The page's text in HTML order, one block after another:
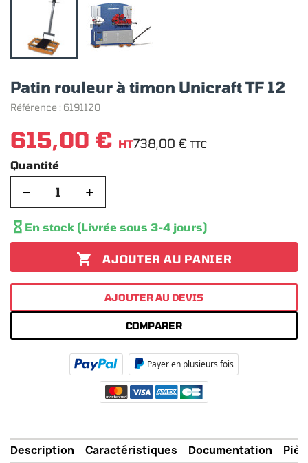
Patin rouleur à timon Unicraft TF 12
Référence : 6191120
615,00 € HT738,00 € TTC
Quantité
− +
 En stock (Livrée sous 3-4 jours)
 AJOUTER AU PANIER
AJOUTER AU DEVIS
COMPARER
Payer en plusieurs fois
Description Caractéristiques Documentation